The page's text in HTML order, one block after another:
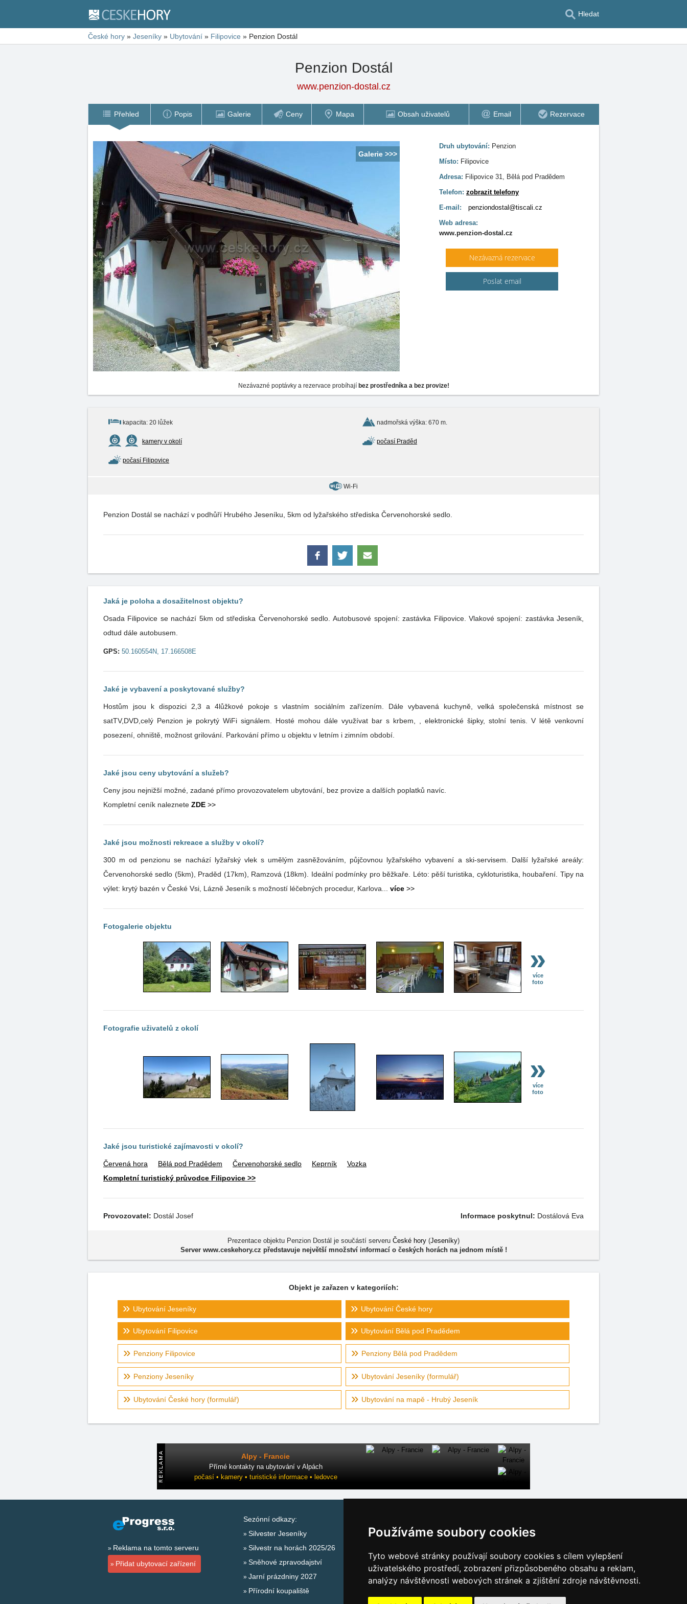
Používáme soubory cookies
Tyto webové stránky používají soubory cookies s cílem vylepšení
uživatelského prostředí, zobrazení přizpůsobeného obsahu a reklam,
analýzy návštěvnosti webových stránek a zjištění zdroje návštěvnosti.
Hledat
České hory » Jeseníky » Ubytování » Filipovice » Penzion Dostál
Penzion Dostál
www.penzion-dostal.cz
Přehled Popis Galerie Ceny Mapa Obsah uživatelů Email Rezervace
Galerie >>>
Druh ubytování: Penzion
Místo: Filipovice
Adresa: Filipovice 31, Bělá pod Pradědem
Telefon: zobrazit telefony
E-mail:
penziondostal@tiscali.cz
Web adresa:
www.penzion-dostal.cz
Nezávazná rezervace
Poslat email
Nezávazné poptávky a rezervace probíhají bez prostředníka a bez provize!
kapacita: 20 lůžek nadmořská výška: 670 m.
kamery v okolí počasí Praděd
počasí Filipovice
Wi-Fi
Penzion Dostál se nachází v podhůří Hrubého Jeseníku, 5km od lyžařského střediska Červenohorské sedlo.
Jaká je poloha a dosažitelnost objektu?
Osada Filipovice se nachází 5km od střediska Červenohorské sedlo. Autobusové spojení: zastávka Filipovice. Vlakové spojení: zastávka Jeseník,
odtud dále autobusem.
GPS: 50.160554N, 17.166508E
Jaké je vybavení a poskytované služby?
Hostům jsou k dispozici 2,3 a 4lůžkové pokoje s vlastním sociálním zařízením. Dále vybavená kuchyně, velká společenská místnost se
satTV,DVD,celý Penzion je pokrytý WiFi signálem. Hosté mohou dále využívat bar s krbem, , elektronické šipky, stolní tenis. V létě venkovní
posezení, ohniště, možnost grilování. Parkování přímo u objektu v letním i zimním období.
Jaké jsou ceny ubytování a služeb?
Ceny jsou nejnižší možné, zadané přímo provozovatelem ubytování, bez provize a dalších poplatků navíc.
Kompletní ceník naleznete ZDE >>
Jaké jsou možnosti rekreace a služby v okolí?
300 m od penzionu se nachází lyžařský vlek s umělým zasněžováním, půjčovnou lyžařského vybavení a ski-servisem. Další lyžařské areály:
Červenohorské sedlo (5km), Praděd (17km), Ramzová (18km). Ideální podmínky pro běžkaře. Léto: pěší turistika, cykloturistika, houbaření. Tipy na
výlet: krytý bazén v České Vsi, Lázně Jeseník s možností léčebných procedur, Karlova... více >>
Fotogalerie objektu
»
více
foto
Fotografie uživatelů z okolí
»
více
foto
Jaké jsou turistické zajímavosti v okolí?
Červená hora Bělá pod Pradědem Červenohorské sedlo Keprník
Vozka
Kompletní turistický průvodce Filipovice >>
Provozovatel: Dostál Josef Informace poskytnul: Dostálová Eva
Prezentace objektu Penzion Dostál je součástí serveru České hory (Jeseníky)
Server www.ceskehory.cz představuje největší množství informací o českých horách na jednom místě !
Objekt je zařazen v kategoriích:
Ubytování Jeseníky Ubytování České hory
Ubytování Filipovice Ubytování Bělá pod Pradědem
Penziony Filipovice Penziony Bělá pod Pradědem
Penziony Jeseníky Ubytování Jeseníky (formulář)
Ubytování České hory (formulář) Ubytování na mapě - Hrubý Jeseník
Alpy - Francie
Přímé kontakty na ubytování v Alpách
počasí • kamery • turistické informace • ledovce
Reklama na tomto serveru
Přidat ubytovací zařízení
Sezónní odkazy:
Silvester Jeseníky
Silvestr na horách 2025/26
Sněhové zpravodajství
Jarní prázdniny 2027
Přírodní koupaliště
Lastminute Jeseníky
Cookies